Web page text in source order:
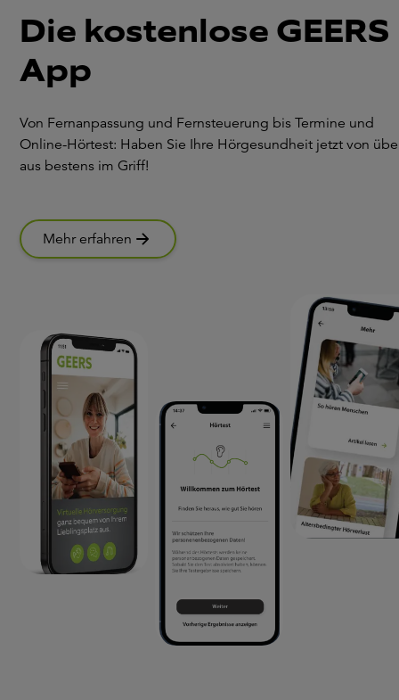
Die kostenlose GEERS
App
Von Fernanpassung und Fernsteuerung bis Termine und
Online-Hörtest: Haben Sie Ihre Hörgesundheit jetzt von
aus bestens im Griff!
Mehr erfahren